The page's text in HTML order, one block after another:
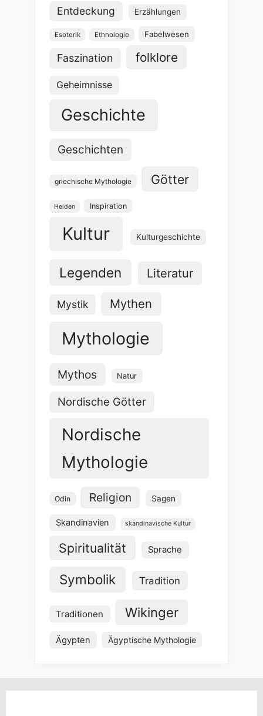
Entdeckung Erzählungen
Esoterik Ethnologie Fabelwesen
Faszination folklore
Geheimnisse
Geschichte
Geschichten
griechische Mythologie Götter
Helden Inspiration
Kultur Kulturgeschichte
Legenden Literatur
Mystik Mythen
Mythologie
Mythos Natur
Nordische Götter
Nordische
Mythologie
Odin Religion Sagen
Skandinavien skandinavische Kultur
Spiritualität Sprache
Symbolik Tradition
Traditionen Wikinger
Ägypten Ägyptische Mythologie